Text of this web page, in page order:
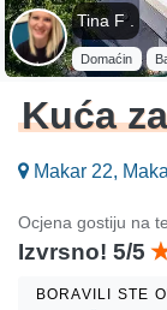
Tina F .
Domaćin
Kuća
Makar 22,
Ocjena gostiju na
Izvrsno! 5/5
BORAVILI STE